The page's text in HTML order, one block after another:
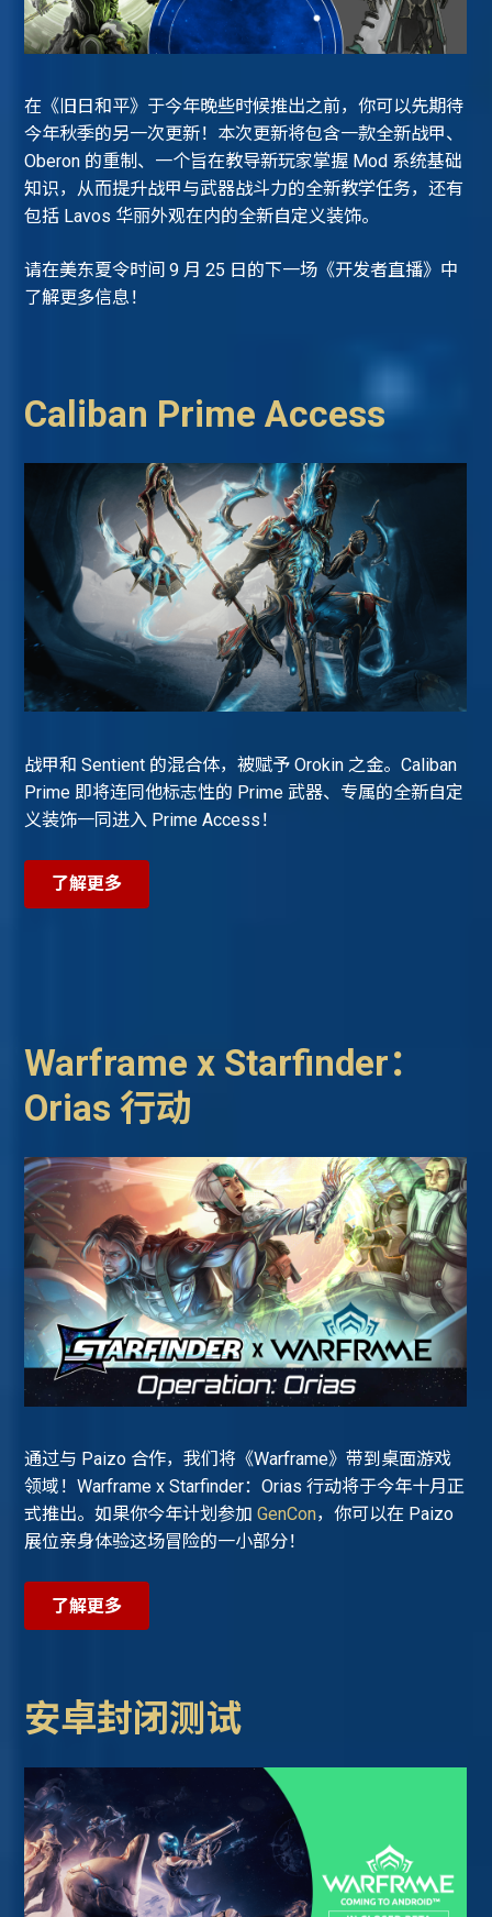
在《旧日和平》于今年晚些时候推出之前，你可以先期待
今年秋季的另一次更新！本次更新将包含一款全新战甲、
Oberon 的重制、一个旨在教导新玩家掌握 Mod 系统基础
知识，从而提升战甲与武器战斗力的全新教学任务，还有
包括 Lavos 华丽外观在内的全新自定义装饰。
请在美东夏令时间 9 月 25 日的下一场《开发者直播》中
了解更多信息！
Caliban Prime Access
战甲和 Sentient 的混合体，被赋予 Orokin 之金。Caliban
Prime 即将连同他标志性的 Prime 武器、专属的全新自定
义装饰一同进入 Prime Access！
了解更多
Warframe x Starfinder：
Orias 行动
通过与 Paizo 合作，我们将《Warframe》带到桌面游戏
领域！Warframe x Starfinder：Orias 行动将于今年十月正
式推出。如果你今年计划参加GenCon，你可以在 Paizo
展位亲身体验这场冒险的一小部分！
了解更多
安卓封闭测试